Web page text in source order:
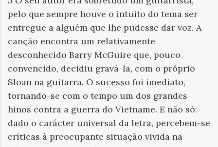
pelo que sempre houve o intuito do tema ser
entregue a alguém que lhe pudesse dar voz. A
canção encontra um relativamente
desconhecido Barry McGuire que, pouco
convencido, decidiu gravá-la, com o próprio
Sloan na guitarra. O sucesso foi imediato,
tornando-se com o tempo um dos grandes
hinos contra a guerra do Vietname. E não só:
dado o carácter universal da letra, percebem-se
críticas à preocupante situação vivida na